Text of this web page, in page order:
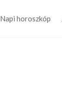
Napi horoszkóp